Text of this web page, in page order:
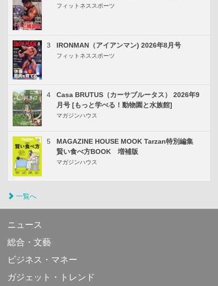
フィットネススポーツ
3 IRONMAN（アイアンマン) 2026年8月号
フィットネススポーツ
4
Casa BRUTUS（カーサブルータス） 2026年9
月号 [もっと学べる！動物園と水族館]
マガジンハウス
5
MAGAZINE HOUSE MOOK Tarzan特別編集
賢い食べ方BOOK 増補版
マガジンハウス
一覧へ
ニュース
総合・文藝
ビジネス・マネー
ガジェット・トレンド